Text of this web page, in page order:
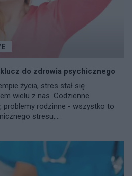
do zdrowia psychicznego
życia, stres stał się
wielu z nas. Codzienne
problemy rodzinne - wszystko to
stresu,...